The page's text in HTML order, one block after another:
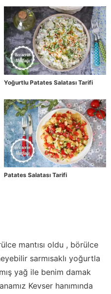
Yoğurtlu Patates Salatası Tarifi
Patates Salatası Tarifi
mantısı oldu , börülce
sarmısaklı yoğurtla
yağ ile benim damak
Kevser hanımında